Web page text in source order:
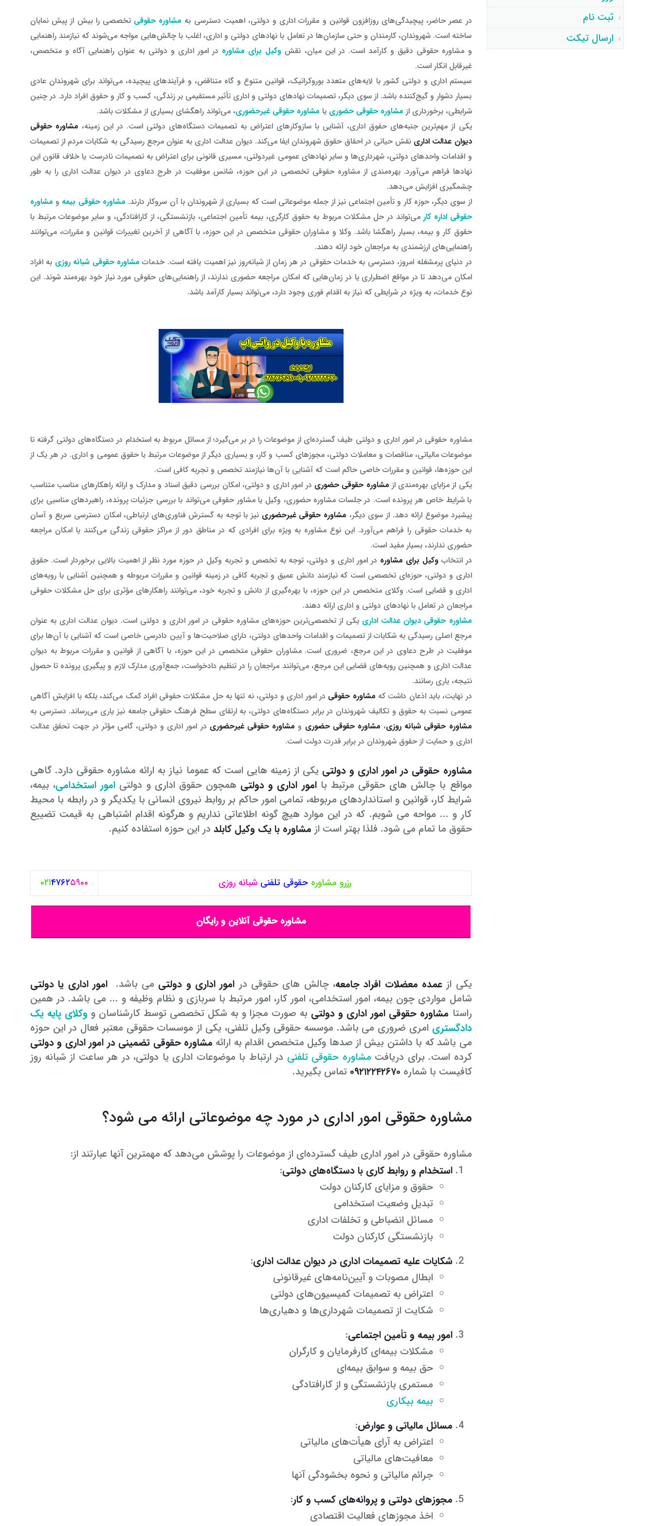
ثبت نام
ارسال تیکت
در عصر حاضر، پیچیدگی‌های روزافزون قوانین و مقررات اداری و دولتی، اهمیت دسترسی به مشاوره حقوقی تخصصی را بیش از پیش نمایان
ساخته است. شهروندان، کارمندان و حتی سازمان‌ها در تعامل با نهادهای دولتی و اداری، اغلب با چالش‌هایی مواجه می‌شوند که نیازمند راهنمایی
و مشاوره حقوقی دقیق و کارآمد است. در این میان، نقش وکیل برای مشاوره در امور اداری و دولتی به عنوان راهنمایی آگاه و متخصص،
غیرقابل انکار است.
سیستم اداری و دولتی کشور با لایه‌های متعدد بوروکراتیک، قوانین متنوع و گاه متناقض، و فرآیندهای پیچیده، می‌تواند برای شهروندان عادی
بسیار دشوار و گیج‌کننده باشد. از سوی دیگر، تصمیمات نهادهای دولتی و اداری تأثیر مستقیمی بر زندگی، کسب و کار و حقوق افراد دارد. در چنین
شرایطی، برخورداری از مشاوره حقوقی حضورییا مشاوره حقوقی غیرحضوری، می‌تواند راهگشای بسیاری از مشکلات باشد.
یکی از مهم‌ترین جنبه‌های حقوق اداری، آشنایی با سازوکارهای اعتراض به تصمیمات دستگاه‌های دولتی است. در این زمینه، مشاوره حقوقی
دیوان عدالت اداری نقش حیاتی در احقاق حقوق شهروندان ایفا می‌کند. دیوان عدالت اداری به عنوان مرجع رسیدگی به شکایات مردم از تصمیمات
و اقدامات واحدهای دولتی، شهرداری‌ها و سایر نهادهای عمومی غیردولتی، مسیری قانونی برای اعتراض به تصمیمات نادرست یا خلاف قانون این
نهادها فراهم می‌آورد. بهره‌مندی از مشاوره حقوقی تخصصی در این حوزه، شانس موفقیت در طرح دعاوی در دیوان عدالت اداری را به طور
چشمگیری افزایش می‌دهد.
از سوی دیگر، حوزه کار و تأمین اجتماعی نیز از جمله موضوعاتی است که بسیاری از شهروندان با آن سروکار دارند. مشاوره حقوقی بیمه و مشاوره
حقوقی اداره کار می‌تواند در حل مشکلات مربوط به حقوق کارگری، بیمه تأمین اجتماعی، بازنشستگی، از کارافتادگی، و سایر موضوعات مرتبط با
حقوق کار و بیمه، بسیار راهگشا باشد. وکلا و مشاوران حقوقی متخصص در این حوزه، با آگاهی از آخرین تغییرات قوانین و مقررات، می‌توانند
راهنمایی‌های ارزشمندی به مراجعان خود ارائه دهند.
در دنیای پرمشغله امروز، دسترسی به خدمات حقوقی در هر زمان از شبانه‌روز نیز اهمیت یافته است. خدمات مشاوره حقوقی شبانه روزی به افراد
امکان می‌دهد تا در مواقع اضطراری یا در زمان‌هایی که امکان مراجعه حضوری ندارند، از راهنمایی‌های حقوقی مورد نیاز خود بهره‌مند شوند. این
نوع خدمات، به ویژه در شرایطی که نیاز به اقدام فوری وجود دارد، می‌تواند بسیار کارآمد باشد.
مشاوره حقوقی در امور اداری و دولتی طیف گسترده‌ای از موضوعات را در بر می‌گیرد؛ از مسائل مربوط به استخدام در دستگاه‌های دولتی گرفته تا
موضوعات مالیاتی، مناقصات و معاملات دولتی، مجوزهای کسب و کار، و بسیاری دیگر از موضوعات مرتبط با حقوق عمومی و اداری. در هر یک از
این حوزه‌ها، قوانین و مقررات خاصی حاکم است که آشنایی با آن‌ها نیازمند تخصص و تجربه کافی است.
یکی از مزایای بهره‌مندی از مشاوره حقوقی حضوری در امور اداری و دولتی، امکان بررسی دقیق اسناد و مدارک و ارائه راهکارهای مناسب متناسب
با شرایط خاص هر پرونده است. در جلسات مشاوره حضوری، وکیل یا مشاور حقوقی می‌تواند با بررسی جزئیات پرونده، راهبردهای مناسبی برای
پیشبرد موضوع ارائه دهد. از سوی دیگر، مشاوره حقوقی غیرحضوری نیز با توجه به گسترش فناوری‌های ارتباطی، امکان دسترسی سریع و آسان
به خدمات حقوقی را فراهم می‌آورد. این نوع مشاوره به ویژه برای افرادی که در مناطق دور از مراکز حقوقی زندگی می‌کنند یا امکان مراجعه
حضوری ندارند، بسیار مفید است.
در انتخابوکیل برای مشاوره در امور اداری و دولتی، توجه به تخصص و تجربه وکیل در حوزه مورد نظر از اهمیت بالایی برخوردار است. حقوق
اداری و دولتی، حوزه‌ای تخصصی است که نیازمند دانش عمیق و تجربه کافی در زمینه قوانین و مقررات مربوطه و همچنین آشنایی با رویه‌های
اداری و قضایی است. وکلای متخصص در این حوزه، با بهره‌گیری از دانش و تجربه خود، می‌توانند راهکارهای مؤثری برای حل مشکلات حقوقی
مراجعان در تعامل با نهادهای دولتی و اداری ارائه دهند.
مشاوره حقوقی دیوان عدالت اداری یکی از تخصصی‌ترین حوزه‌های مشاوره حقوقی در امور اداری و دولتی است. دیوان عدالت اداری به عنوان
مرجع اصلی رسیدگی به شکایات از تصمیمات و اقدامات واحدهای دولتی، دارای صلاحیت‌ها و آیین دادرسی خاصی است که آشنایی با آن‌ها برای
موفقیت در طرح دعاوی در این مرجع، ضروری است. مشاوران حقوقی متخصص در این حوزه، با آگاهی از قوانین و مقررات مربوط به دیوان
عدالت اداری و همچنین رویه‌های قضایی این مرجع، می‌توانند مراجعان را در تنظیم دادخواست، جمع‌آوری مدارک لازم و پیگیری پرونده تا حصول
نتیجه، یاری رسانند.
در نهایت، باید اذعان داشت که مشاوره حقوقی در امور اداری و دولتی، نه تنها به حل مشکلات حقوقی افراد کمک می‌کند، بلکه با افزایش آگاهی
عمومی نسبت به حقوق و تکالیف شهروندان در برابر دستگاه‌های دولتی، به ارتقای سطح فرهنگ حقوقی جامعه نیز یاری می‌رساند. دسترسی به
مشاوره حقوقی شبانه روزی، مشاوره حقوقی حضوری و مشاوره حقوقی غیرحضوری در امور اداری و دولتی، گامی مؤثر در جهت تحقق عدالت
اداری و حمایت از حقوق شهروندان در برابر قدرت دولت است.
مشاوره حقوقی در امور اداری و دولتی یکی از زمینه هایی است که عموما نیاز به ارائه مشاوره حقوقی دارد. گاهی
مواقع با چالش های حقوقی مرتبط باامور اداری و دولتی همچون حقوق اداری و دولتی امور استخدامی، بیمه،
شرایط کار، قوانین و استانداردهای مربوطه، تمامی امور حاکم بر روابط نیروی انسانی با یکدیگر و در رابطه با محیط
کار و ... مواحه می شویم. که در این موارد هیچ گونه اطلاعاتی نداریم و هرگونه اقدام اشتباهی به قیمت تضییع
حقوق ما تمام می شود. فلذا بهتر است از مشاوره با یک وکیل کابلد در این حوزه استفاده کنیم.
رزرو مشاورهحقوقیتلفنی شبانه روزی ۰۲۱۴۷۶۲۵۹۰۰
مشاوره حقوقی آنلاین و رایگان
یکی ازعمده معضلات افراد جامعه، چالش های حقوقی در امور اداری و دولتی می باشد. امور اداری یا دولتی
شامل مواردی چون بیمه، امور استخدامی، امور کار، امور مرتبط با سربازی و نظام وظیفه و ... می باشد. در همین
راستا مشاوره حقوقی امور اداری و دولتی به صورت مجزا و به شکل تخصصی توسط کارشناسان و وکلای پایه یک
دادگستری امری ضروری می باشد. موسسه حقوقی وکیل تلفنی، یکی از موسسات حقوقی معتبر فعال در این حوزه
می باشد که با داشتن بیش از صدها وکیل متخصص اقدام به ارائه مشاوره حقوقی تضمینی در امور اداری و دولتی
کرده است. برای دریافت مشاوره حقوقی تلفنی در ارتباط با موضوعات اداری یا دولتی، در هر ساعت از شبانه روز
کافیست با شماره
تماس بگیرید.
مشاوره حقوقی امور اداری در مورد چه موضوعاتی ارائه می شود؟
مشاوره حقوقی در امور اداری طیف گسترده‌ای از موضوعات را پوشش می‌دهد که مهمترین آنها عبارتند از:
استخدام و روابط کاری با دستگاه‌های دولتی:
حقوق و مزایای کارکنان دولت
تبدیل وضعیت استخدامی
مسائل انضباطی و تخلفات اداری
بازنشستگی کارکنان دولت
شکایات علیه تصمیمات اداری در دیوان عدالت اداری:
ابطال مصوبات و آیین‌نامه‌های غیرقانونی
اعتراض به تصمیمات کمیسیون‌های دولتی
شکایت از تصمیمات شهرداری‌ها و دهیاری‌ها
امور بیمه و تأمین اجتماعی:
مشکلات بیمه‌ای کارفرمایان و کارگران
حق بیمه و سوابق بیمه‌ای
مستمری بازنشستگی و از کارافتادگی
بیمه بیکاری
مسائل مالیاتی و عوارض:
اعتراض به آرای هیأت‌های مالیاتی
معافیت‌های مالیاتی
جرائم مالیاتی و نحوه بخشودگی آنها
مجوزهای دولتی و پروانه‌های کسب و کار:
اخذ مجوزهای فعالیت اقتصادی